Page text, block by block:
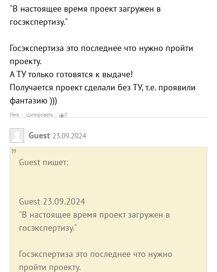
"В настоящее время проект загружен в
госэкспертизу."
Госэкспертиза это последнее что нужно пройти
проекту.
А ТУ только готовятся к выдаче!
Получается проект сделали без ТУ, т.е. проявили
фантазию )))
Имя Цитировать 0
Guest 23.09.2024
Guest пишет:
Guest 23.09.2024
"В настоящее время проект загружен в
госэкспертизу."
Госэкспертиза это последнее что нужно
пройти проекту.